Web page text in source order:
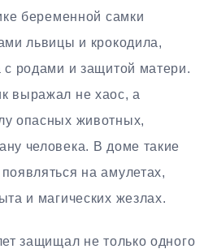
беременной самки
львицы и крокодила,
с родами и защитой матери.
выражал не хаос, а
опасных животных,
человека. В доме такие
на амулетах,
и магических жезлах.
защищал не только одного